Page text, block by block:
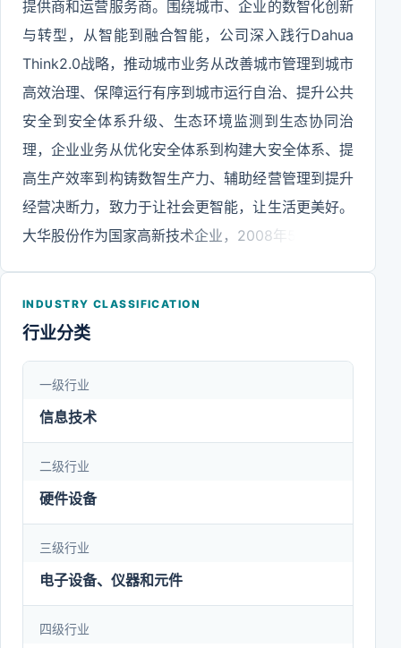
提供商和运营服务商。围绕城市、企业的数智化创新
与转型，从智能到融合智能，公司深入践行Dahua
Think2.0战略，推动城市业务从改善城市管理到城市
高效治理、保障运行有序到城市运行自治、提升公共
安全到安全体系升级、生态环境监测到生态协同治
理，企业业务从优化安全体系到构建大安全体系、提
高生产效率到构铸数智生产力、辅助经营管理到提升
经营决断力，致力于让社会更智能，让生活更美好。
大华股份作为国家高新技术企业，2008年5月成功在
有多项国家级科研项目。获评国家级工业设计中、浙
越级智能工厂等荣誉，在Omdia2024发布的报告中
全球视频监控市场占有率排名第二位，是智慧物联与
就客户，成就奋斗者”的核心价值观，践行“让社会更
智能，让生活更美好”的使命，以卓越品质与服务立
足市场，为客户创造更多价值，为构建安全、低碳、
美好、和谐的世界不懈努力。
INDUSTRY CLASSIFICATION
行业分类
一级行业
信息技术
二级行业
硬件设备
三级行业
电子设备、仪器和元件
四级行业